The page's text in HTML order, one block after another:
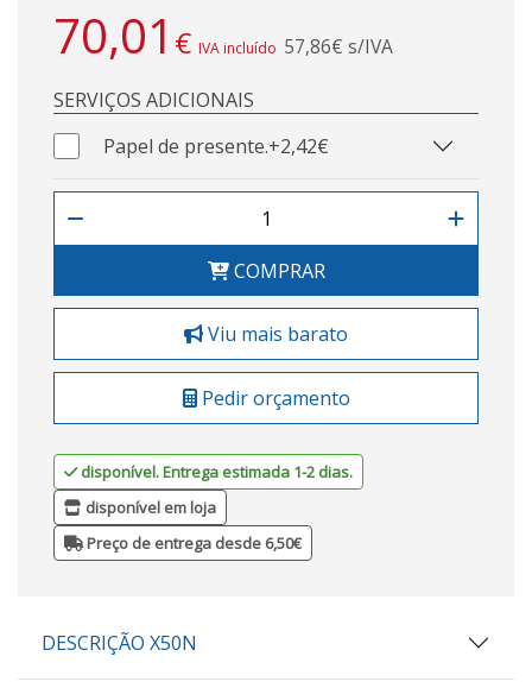
70,01 € IVA incluído 57,86€ s/IVA
SERVIÇOS ADICIONAIS
Papel de presente.+2,42€
COMPRAR
Viu mais barato
Pedir orçamento
disponível. Entrega estimada 1-2 dias.
disponível em loja
Preço de entrega desde 6,50€
DESCRIÇÃO X50N